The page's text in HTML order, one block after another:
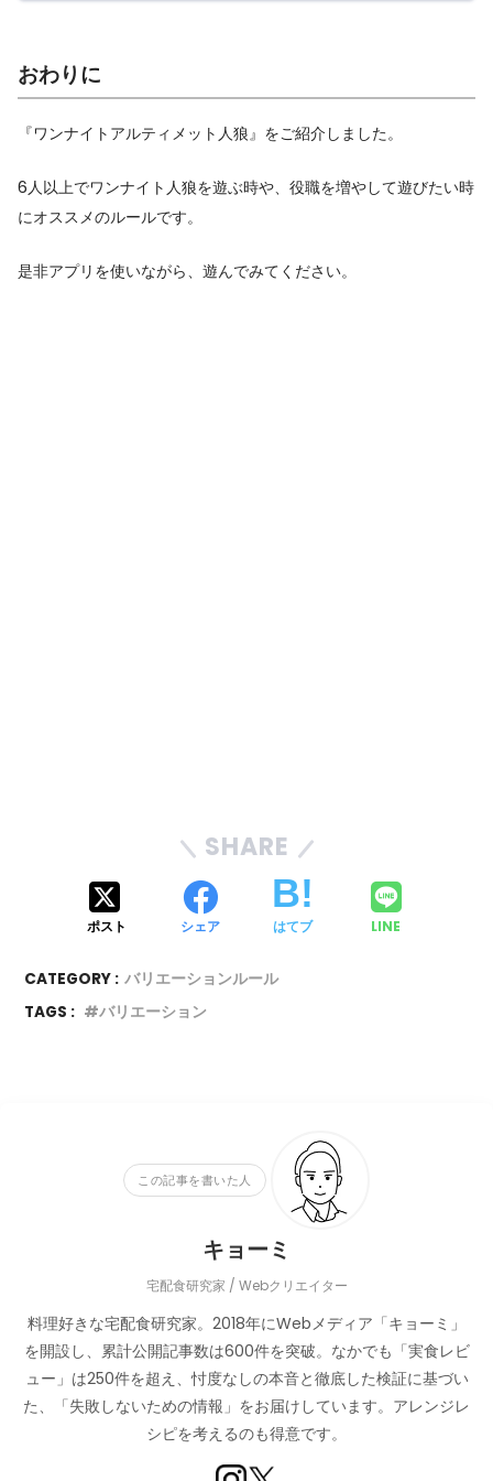
おわりに
『ワンナイトアルティメット人狼』をご紹介しました。
6人以上でワンナイト人狼を遊ぶ時や、役職を増やして遊びたい時
にオススメのルールです。
是非アプリを使いながら、遊んでみてください。
SHARE
ポスト シェア はてブ LINE
CATEGORY : バリエーションルール
TAGS :
バリエーション
この記事を書いた人
キョーミ
宅配食研究家 / Webクリエイター
料理好きな宅配食研究家。2018年にWebメディア「キョーミ」
を開設し、累計公開記事数は600件を突破。なかでも「実食レビ
ュー」は250件を超え、忖度なしの本音と徹底した検証に基づい
た、「失敗しないための情報」をお届けしています。アレンジレ
シピを考えるのも得意です。